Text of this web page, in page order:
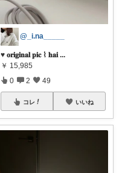
@_i.na_____
♥︎ 𝐨𝐫𝐢𝐠𝐢𝐧𝐚𝐥 𝐩𝐢𝐜 ⌇ 𝐡𝐚𝐢 ...
￥ 15,985
0 2 49
コレ いいね